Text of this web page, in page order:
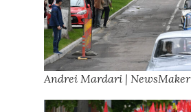
Andrei Mardari | NewsMaker